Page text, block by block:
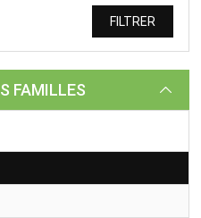
FAMILLES